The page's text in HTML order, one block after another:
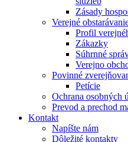
Zásady
Verejné
Profil
Zákazky
Súhrnné
Verejno
Povinné
Petície
Ochrana osobných
Prevod a prechod
Kontakt
Napíšte nám
Dôležité kontakty